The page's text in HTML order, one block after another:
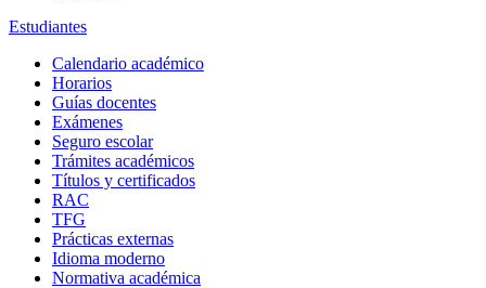
Estudiantes
Calendario académico
Horarios
Guías docentes
Exámenes
Seguro escolar
Trámites académicos
Títulos y certificados
RAC
TFG
Prácticas externas
Idioma moderno
Normativa académica